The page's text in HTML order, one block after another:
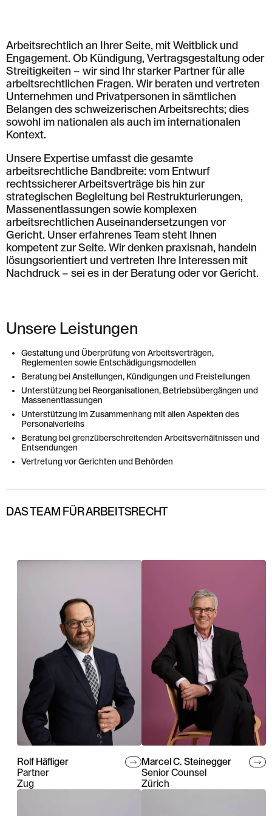
Kontakt Zug
Bahnhofstrasse 17
6300 Zug
T: +41 41 349 56 56
F: +41 41 349 56 66
M: zg@barandun-law.ch
Arbeitsrechtlich an Ihrer Seite, mit Weitblick und
Engagement. Ob Kündigung, Vertragsgestaltung oder
Streitigkeiten – wir sind Ihr starker Partner für alle
arbeitsrechtlichen Fragen. Wir beraten und vertreten
Unternehmen und Privatpersonen in sämtlichen
Belangen des schweizerischen Arbeitsrechts; dies
sowohl im nationalen als auch im internationalen
Kontext.
Unsere Expertise umfasst die gesamte
arbeitsrechtliche Bandbreite: vom Entwurf
rechtssicherer Arbeitsverträge bis hin zur
strategischen Begleitung bei Restrukturierungen,
Massenentlassungen sowie komplexen
arbeitsrechtlichen Auseinandersetzungen vor
Gericht. Unser erfahrenes Team steht Ihnen
kompetent zur Seite. Wir denken praxisnah, handeln
lösungsorientiert und vertreten Ihre Interessen mit
Nachdruck – sei es in der Beratung oder vor Gericht.
Unsere Leistungen
Gestaltung und Überprüfung von Arbeitsverträgen,
Reglementen sowie Entschädigungsmodellen
Beratung bei Anstellungen, Kündigungen und Freistellungen
Unterstützung bei Reorganisationen, Betriebsübergängen und
Massenentlassungen
Unterstützung im Zusammenhang mit allen Aspekten des
Personalverleihs
Beratung bei grenzüberschreitenden Arbeitsverhältnissen und
Entsendungen
Vertretung vor Gerichten und Behörden
DAS TEAM FÜR ARBEITSRECHT
Rolf Häfliger
Partner
Zug
Marcel C. Steinegger
Senior Counsel
Zürich